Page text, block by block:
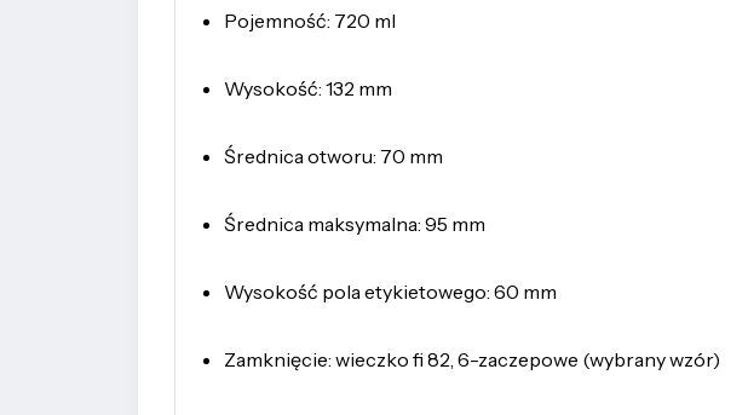
Pojemność: 720 ml
Wysokość: 132 mm
Średnica otworu: 70 mm
Średnica maksymalna: 95 mm
Wysokość pola etykietowego: 60 mm
Zamknięcie: wieczko fi 82, 6-zaczepowe (wybrany wzór)